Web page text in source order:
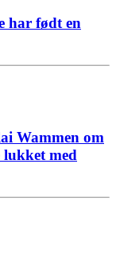
har født en
Wammen om
med